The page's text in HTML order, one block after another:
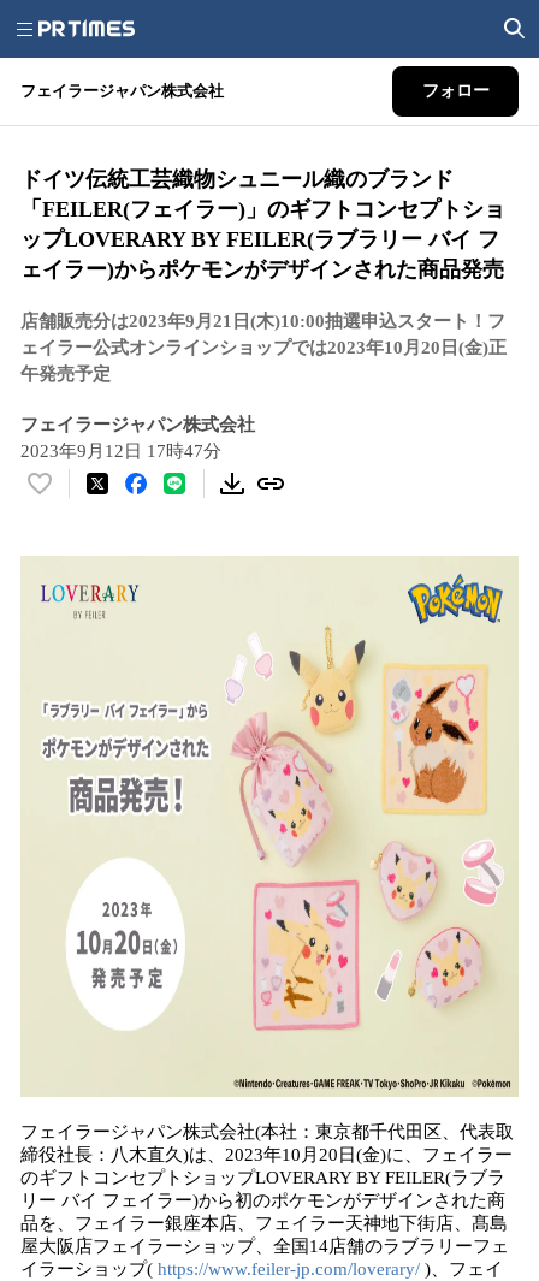
フェイラージャパン株式会社 フォロー
ドイツ伝統工芸織物シュニール織のブランド
「FEILER(フェイラー)」のギフトコンセプトショ
ップLOVERARY BY FEILER(ラブラリー バイ フ
ェイラー)からポケモンがデザインされた商品発売
店舗販売分は2023年9月21日(木)10:00抽選申込スタート！フ
ェイラー公式オンラインショップでは2023年10月20日(金)正
午発売予定
フェイラージャパン株式会社
2023年9月12日 17時47分
い
数
込
み
中
フェイラージャパン株式会社(本社：東京都千代田区、代表取
締役社長：八木直久)は、2023年10月20日(金)に、フェイラー
のギフトコンセプトショップLOVERARY BY FEILER(ラブラ
リー バイ フェイラー)から初のポケモンがデザインされた商
品を、フェイラー銀座本店、フェイラー天神地下街店、髙島
屋大阪店フェイラーショップ、全国14店舗のラブラリーフェ
イラーショップ( https://www.feiler-jp.com/loverary/ )、フェイ